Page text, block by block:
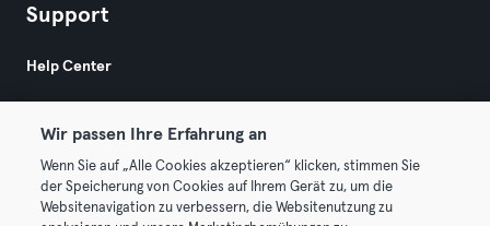
Support
Help Center
© 2026 Urban Sports Group GmbH. All rights reserved.
Wir passen Ihre Erfahrung an
Wenn Sie auf „Alle Cookies akzeptieren“ klicken, stimmen Sie
der Speicherung von Cookies auf Ihrem Gerät zu, um die
Websitenavigation zu verbessern, die Websitenutzung zu